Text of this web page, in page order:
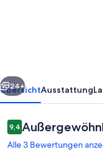
Parque
Nacional
Tortuguero,
Rodeada
Weiter
24+
ÜbersichtAusstattung
Bewertungen
9,49,4 von 10.
Alle 3 Bewertungen